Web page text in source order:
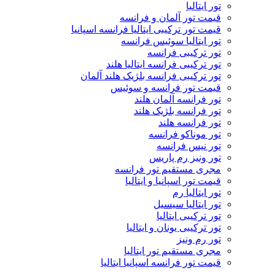
تور ایتالیا
قیمت تور آلمان و فرانسه
قیمت تور ترکیبی ایتالیا فرانسه اسپانیا
تور ایتالیا سوئیس فرانسه
تور ترکیبی فرانسه
تور ترکیبی فرانسه ایتالیا هلند
تور ترکیبی فرانسه بلژیک هلند آلمان
قیمت تور فرانسه و سوئیس
تور فرانسه آلمان هلند
تور فرانسه بلژیک هلند
تور فرانسه هلند
تور موناکو فرانسه
تور نیس فرانسه
تور ونیز رم پاریس
مجری مستقیم تور فرانسه
قیمت تور اسپانیا و ایتالیا
تور ایتالیا رم
تور ایتالیا سیسیل
تور ترکیبی ایتالیا
تور ترکیبی یونان و ایتالیا
تور رم ونیز
مجری مستقیم تور ایتالیا
قیمت تور فرانسه اسپانیا ایتالیا